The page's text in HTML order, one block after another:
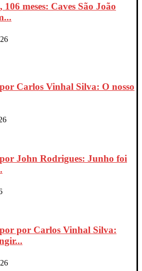
106 meses: Caves São João
Carlos Vinhal Silva: O nosso
John Rodrigues: Junho foi
por Carlos Vinhal Silva: